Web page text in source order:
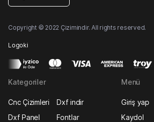
Copyright © 2022 Çizimindir. All rights reserved.
Logoki
Kategoriler
Cnc Çizimleri
Dxf indir
Dxf Panel
Fontlar
Menü
Giriş yap
Kaydol